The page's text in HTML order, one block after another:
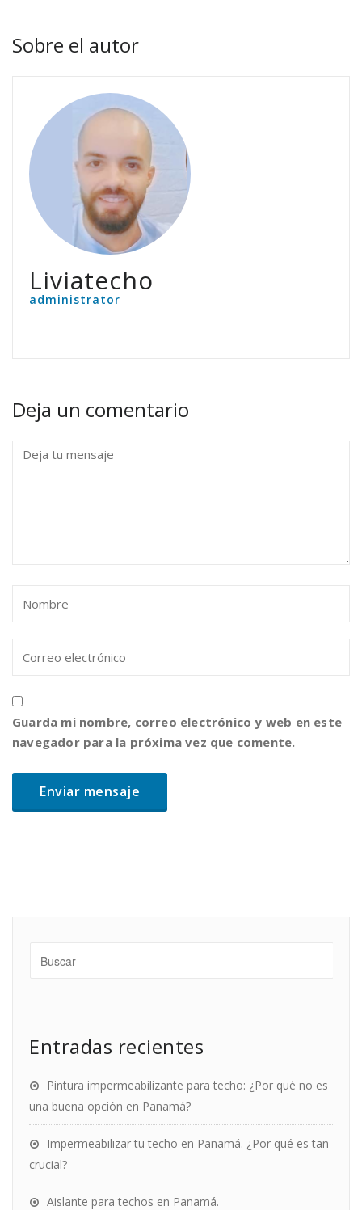
Sobre el autor
Liviatecho
administrator
Deja un comentario
Guarda mi nombre, correo electrónico y web en este
navegador para la próxima vez que comente.
Entradas recientes
Pintura impermeabilizante para techo: ¿Por qué no es
una buena opción en Panamá?
Impermeabilizar tu techo en Panamá. ¿Por qué es tan
crucial?
Aislante para techos en Panamá.